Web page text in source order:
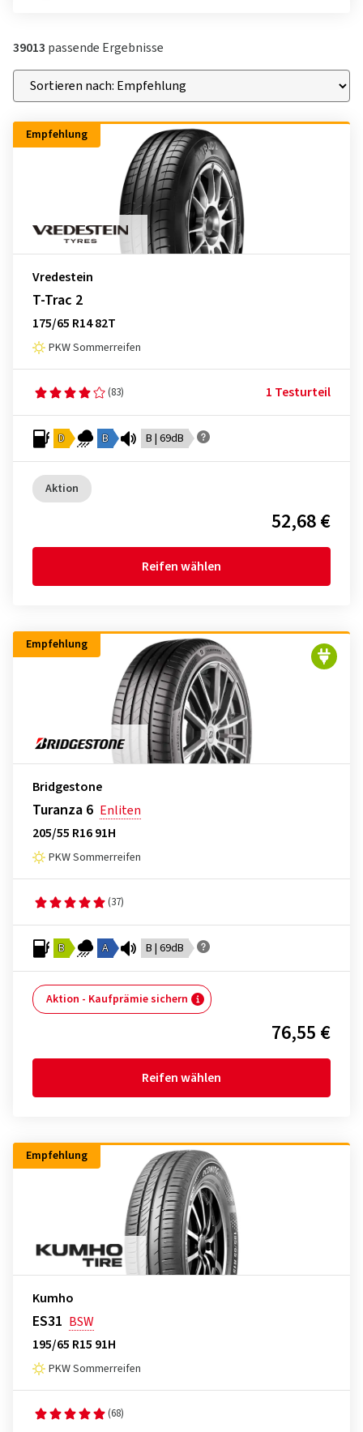
39013 passende Ergebnisse
Empfehlung
Vredestein
T-Trac 2
175/65 R14 82T
PKW Sommerreifen
(83) 1 Testurteil
D B B | 69dB
Aktion
52,68 €
Reifen wählen
Empfehlung
Bridgestone
Turanza 6 Enliten
205/55 R16 91H
PKW Sommerreifen
(37)
B A B | 69dB
Aktion - Kaufprämie sichern
76,55 €
Reifen wählen
Empfehlung
Kumho
ES31 BSW
195/65 R15 91H
PKW Sommerreifen
(68)